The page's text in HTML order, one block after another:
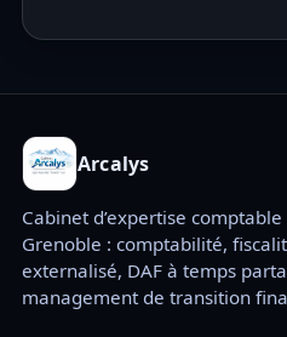
Arcalys
Cabinet d’expertise
Grenoble : comptabilité,
externalisé, DAF à temps
management de transition